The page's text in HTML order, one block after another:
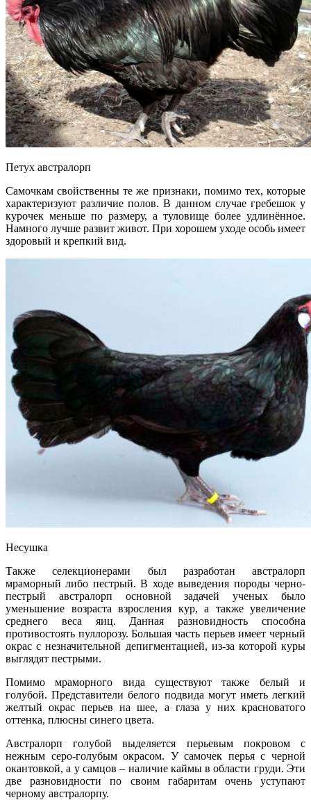
Петух австралорп
Самочкам свойственны те же признаки, помимо тех, которые
характеризуют различие полов. В данном случае гребешок у
курочек меньше по размеру, а туловище более удлинённое.
Намного лучше развит живот. При хорошем уходе особь имеет
здоровый и крепкий вид.
Несушка
Также селекционерами был разработан австралорп
мраморный либо пестрый. В ходе выведения породы черно-
пестрый австралорп основной задачей ученых было
уменьшение возраста взросления кур, а также увеличение
среднего веса яиц. Данная разновидность способна
противостоять пуллорозу. Большая часть перьев имеет черный
окрас с незначительной депигментацией, из-за которой куры
выглядят пестрыми.
Помимо мраморного вида существуют также белый и
голубой. Представители белого подвида могут иметь легкий
желтый окрас перьев на шее, а глаза у них красноватого
оттенка, плюсны синего цвета.
Австралорп голубой выделяется перьевым покровом с
нежным серо-голубым окрасом. У самочек перья с черной
окантовкой, а у самцов – наличие каймы в области груди. Эти
две разновидности по своим габаритам очень уступают
черному австралорпу.